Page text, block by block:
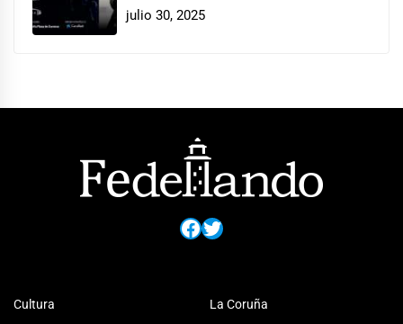
julio 30, 2025
Facebook
Twitter
Cultura
La Coruña